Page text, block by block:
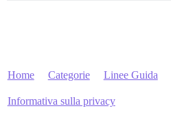
Home Categorie Linee Guida
Informativa sulla privacy